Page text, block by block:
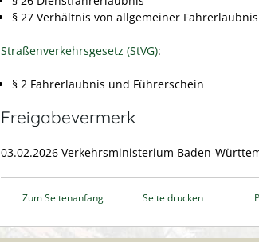
§ 27 Verhältnis von allgemeiner
Straßenverkehrsgesetz (StVG):
§ 2 Fahrerlaubnis und Führerschein
Freigabevermerk
03.02.2026 Verkehrsministerium Baden-
Zum Seitenanfang Seite drucken